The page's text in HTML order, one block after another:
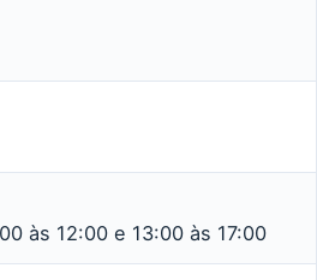
às 12:00 e 13:00 às 17:00